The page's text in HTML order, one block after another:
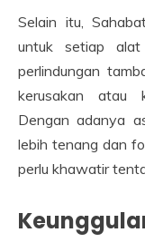
Selain itu,
untuk setiap alat
perlindungan
kerusakan atau
Dengan adanya
lebih tenang dan
perlu khawatir